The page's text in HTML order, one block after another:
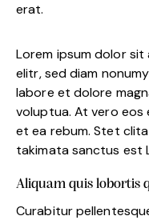
erat.
Lorem ipsum dolor
elitr, sed diam
labore et dolore
voluptua. At vero
et ea rebum. Stet
takimata sanctus est
Aliquam quis lobortis
Curabitur